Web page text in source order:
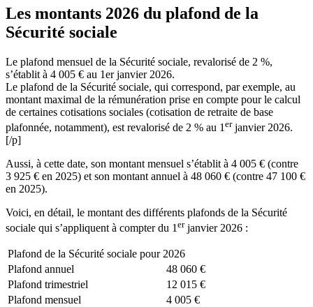
Les montants 2026 du plafond de la
Sécurité sociale
Le plafond mensuel de la Sécurité sociale, revalorisé de 2 %,
s’établit à 4 005 € au 1er janvier 2026.
Le plafond de la Sécurité sociale, qui correspond, par exemple, au
montant maximal de la rémunération prise en compte pour le calcul
de certaines cotisations sociales (cotisation de retraite de base
plafonnée, notamment), est revalorisé de 2 % au 1 erjanvier 2026.
[/p]
Aussi, à cette date, son montant mensuel s’établit à 4 005 € (contre
3 925 € en 2025) et son montant annuel à 48 060 € (contre 47 100 €
en 2025).
Voici, en détail, le montant des différents plafonds de la Sécurité
sociale qui s’appliquent à compter du 1erjanvier 2026 :
Plafond de la Sécurité sociale pour 2026
Plafond annuel
48 060 €
Plafond trimestriel
12 015 €
Plafond mensuel
4 005 €